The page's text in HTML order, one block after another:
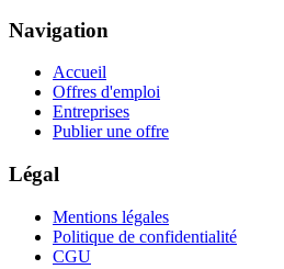
Navigation
Accueil
Offres d'emploi
Entreprises
Publier une offre
Légal
Mentions légales
Politique de confidentialité
CGU